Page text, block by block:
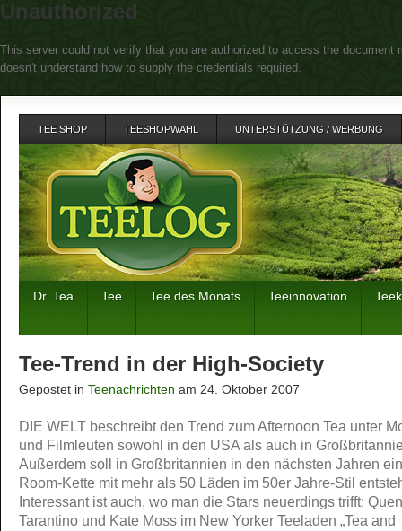
Unauthorized
This server could not verify that you are authorized to access the
doesn't understand how to supply the credentials required.
TEE SHOP TEESHOPWAHL UNTERSTÜTZUNG / WERBUNG
Dr. Tea Tee Tee des Monats Teeinnovation
Tee-Trend in der High-Society
Gepostet in Teenachrichten am 24. Oktober 2007
DIE WELT beschreibt den Trend zum Afternoon Tea unter
und Filmleuten sowohl in den USA als auch in
Außerdem soll in Großbritannien in den nächsten Jahren
Room-Kette mit mehr als 50 Läden im 50er Jahre-Stil
Interessant ist auch, wo man die Stars neuerdings trifft:
Tarantino und Kate Moss im New Yorker Teeladen „Tea and